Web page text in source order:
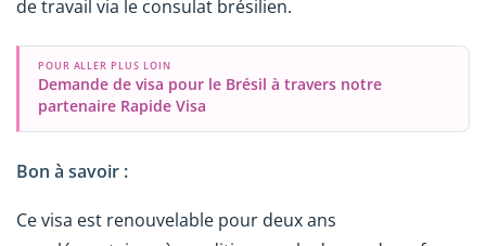
de travail via le consulat brésilien.
POUR ALLER PLUS LOIN
Demande de visa pour le Brésil à travers notre
partenaire Rapide Visa
Bon à savoir :
Ce visa est renouvelable pour deux ans